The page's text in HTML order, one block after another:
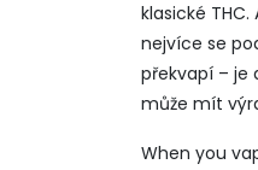
klasické THC.
nejvíce se
překvapí – je
může mít
When you